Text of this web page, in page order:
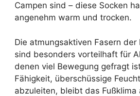
Campen sind – diese Socken
angenehm warm und trocken.
Die atmungsaktiven Fasern der
sind besonders vorteilhaft für
denen viel Bewegung gefragt
Fähigkeit, überschüssige
abzuleiten, bleibt das Fußklima